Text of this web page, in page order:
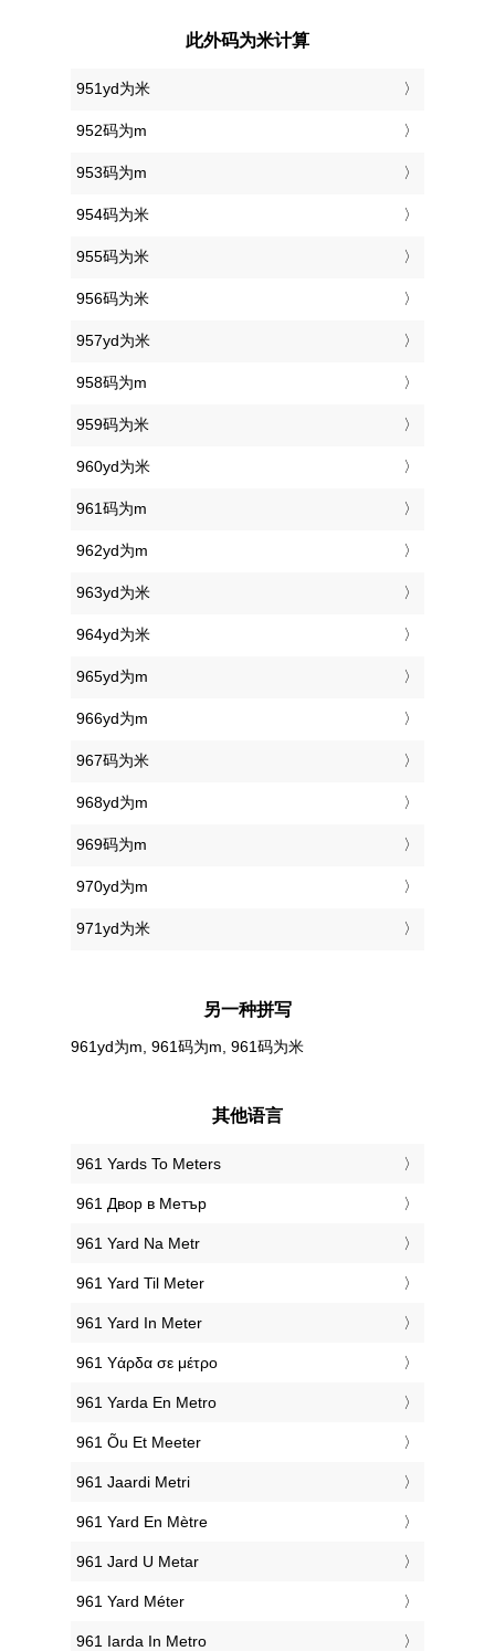
此外码为米计算
951yd为米
952码为m
953码为m
954码为米
955码为米
956码为米
957yd为米
958码为m
959码为米
960yd为米
961码为m
962yd为m
963yd为米
964yd为米
965yd为m
966yd为m
967码为米
968yd为m
969码为m
970yd为m
971yd为米
另一种拼写
961yd为m, 961码为m, 961码为米
其他语言
‎961 Yards To Meters
‎961 Двор в Метър
‎961 Yard Na Metr
‎961 Yard Til Meter
‎961 Yard In Meter
‎961 Υάρδα σε μέτρο
‎961 Yarda En Metro
‎961 Õu Et Meeter
‎961 Jaardi Metri
‎961 Yard En Mètre
‎961 Jard U Metar
‎961 Yard Méter
‎961 Iarda In Metro